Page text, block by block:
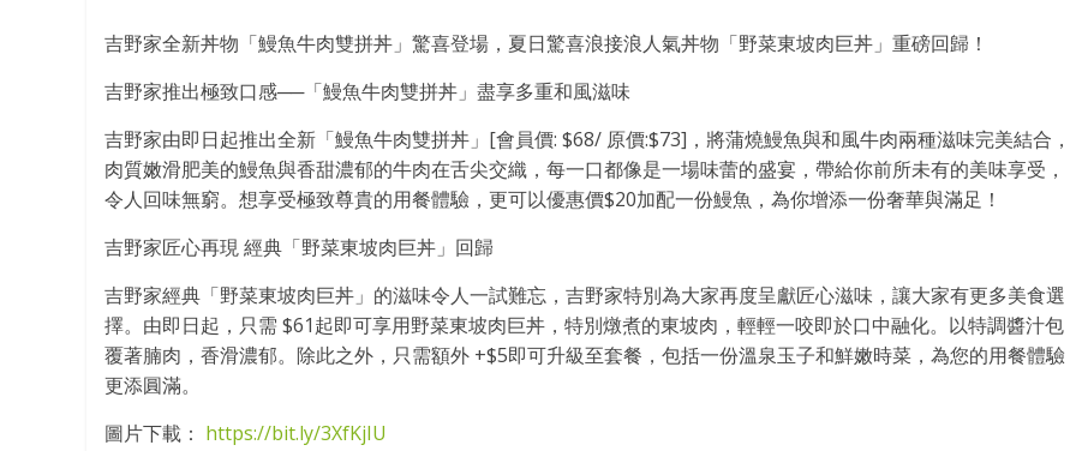
吉野家全新丼物「鰻魚牛肉雙拼丼」驚喜登場，夏日驚喜浪接浪人氣丼物「野菜東坡肉巨丼」重磅回歸！
吉野家推出極致口感──「鰻魚牛肉雙拼丼」盡享多重和風滋味
吉野家由即日起推出全新「鰻魚牛肉雙拼丼」[會員價: $68/ 原價:$73]，將蒲燒鰻魚與和風牛肉兩種滋味完美結合，
肉質嫩滑肥美的鰻魚與香甜濃郁的牛肉在舌尖交織，每一口都像是一場味蕾的盛宴，帶給你前所未有的美味享受，
令人回味無窮。想享受極致尊貴的用餐體驗，更可以優惠價$20加配一份鰻魚，為你增添一份奢華與滿足！
吉野家匠心再現 經典「野菜東坡肉巨丼」回歸
吉野家經典「野菜東坡肉巨丼」的滋味令人一試難忘，吉野家特別為大家再度呈獻匠心滋味，讓大家有更多美食選
擇。由即日起，只需 $61起即可享用野菜東坡肉巨丼，特別燉煮的東坡肉，輕輕一咬即於口中融化。以特調醬汁包
覆著腩肉，香滑濃郁。除此之外，只需額外 +$5即可升級至套餐，包括一份溫泉玉子和鮮嫩時菜，為您的用餐體驗
更添圓滿。
圖片下載： https://bit.ly/3XfKjIU